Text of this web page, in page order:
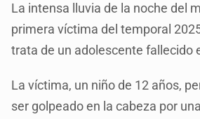
La intensa lluvia de la noche del
primera víctima del temporal
trata de un adolescente fallecido
La víctima, un niño de 12 años,
ser golpeado en la cabeza por